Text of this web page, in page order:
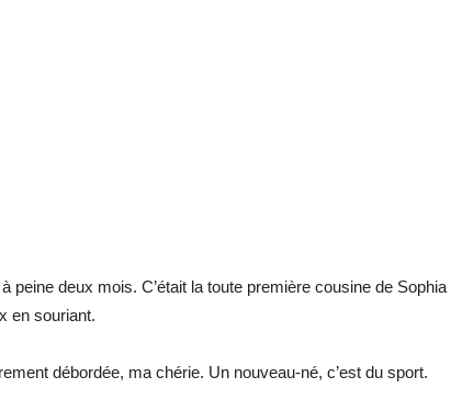
peine deux mois. C’était la toute première cousine de
en souriant.
débordée, ma chérie. Un nouveau-né, c’est du sport.